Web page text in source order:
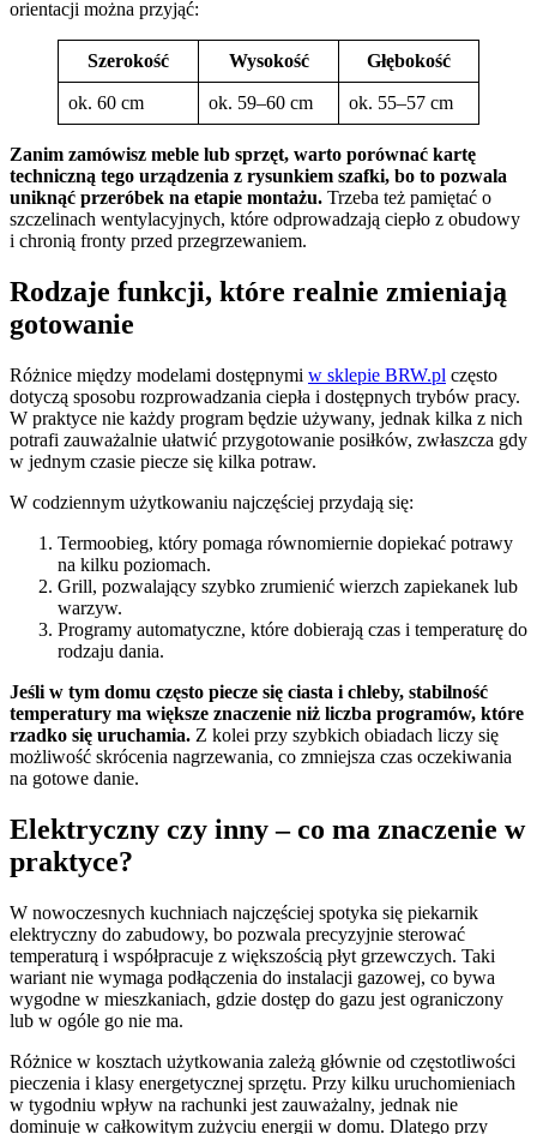
orientacji można przyjąć:
Szerokość Wysokość Głębokość
ok. 60 cm ok. 59–60 cm ok. 55–57 cm
Zanim zamówisz meble lub sprzęt, warto porównać kartę
techniczną tego urządzenia z rysunkiem szafki, bo to pozwala
uniknąć przeróbek na etapie montażu. Trzeba też pamiętać o
szczelinach wentylacyjnych, które odprowadzają ciepło z obudowy
i chronią fronty przed przegrzewaniem.
Rodzaje funkcji, które realnie zmieniają
gotowanie
Różnice między modelami dostępnymi w sklepie BRW.pl często
dotyczą sposobu rozprowadzania ciepła i dostępnych trybów pracy.
W praktyce nie każdy program będzie używany, jednak kilka z nich
potrafi zauważalnie ułatwić przygotowanie posiłków, zwłaszcza gdy
w jednym czasie piecze się kilka potraw.
W codziennym użytkowaniu najczęściej przydają się:
Termoobieg, który pomaga równomiernie dopiekać potrawy
na kilku poziomach.
Grill, pozwalający szybko zrumienić wierzch zapiekanek lub
warzyw.
Programy automatyczne, które dobierają czas i temperaturę do
rodzaju dania.
Jeśli w tym domu często piecze się ciasta i chleby, stabilność
temperatury ma większe znaczenie niż liczba programów, które
rzadko się uruchamia. Z kolei przy szybkich obiadach liczy się
możliwość skrócenia nagrzewania, co zmniejsza czas oczekiwania
na gotowe danie.
Elektryczny czy inny – co ma znaczenie w
praktyce?
W nowoczesnych kuchniach najczęściej spotyka się piekarnik
elektryczny do zabudowy, bo pozwala precyzyjnie sterować
temperaturą i współpracuje z większością płyt grzewczych. Taki
wariant nie wymaga podłączenia do instalacji gazowej, co bywa
wygodne w mieszkaniach, gdzie dostęp do gazu jest ograniczony
lub w ogóle go nie ma.
Różnice w kosztach użytkowania zależą głównie od częstotliwości
pieczenia i klasy energetycznej sprzętu. Przy kilku uruchomieniach
w tygodniu wpływ na rachunki jest zauważalny, jednak nie
dominuje w całkowitym zużyciu energii w domu. Dlatego przy